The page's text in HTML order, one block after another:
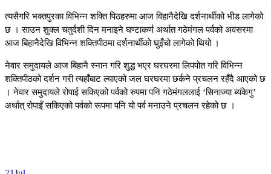
त्यसैगरि भक्तपुरका विभिन्न शक्ति पिठहरुमा आज विहानैदेखि दर्शनार्थीको भीड लागेको
छ । साउन शुक्ल चतुर्दशी दिन मनाइने घण्टाकर्ण अर्थात गठेमंगल पर्वको अवसरमा
आज बिहानैदेखि विभिन्न शक्तिपीठमा दर्शनार्थीको घुइँचो लागेको थियो ।
नेवार समुदायले आज बिहानै स्नान गरि शुद्ध भएर घरघरमा लिपपोत गरि विभिन्न
शक्तिपीठको दर्शन गरी त्यहाँबाट ल्याएको जल घरघरमा छर्कने प्रचलन रहँदै आएको छ
। नेवार समुदायले रोपाई सकिएको पर्वको रुपमा पनि गठेमंगललाई ‘सिनाज्या ब्यंकेगु’
अर्थात् रोपाइँ सकिएको पर्वको रूपमा पनि यो पर्व मनाउने प्रचलन रहेको छ ।